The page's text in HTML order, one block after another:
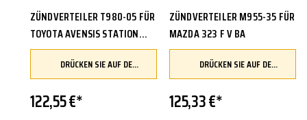
ZÜNDVERTEILER T980-05 FÜR
TOYOTA AVENSIS STATION
WAGON _T22_
DRÜCKEN SIE AUF DEN BUTTON, UM IHR FAHRZEUG ZU ÜBERPRÜFEN UND SICHERZUSTELLEN, DASS DIESES TEIL KOMPATIBEL IST, BEVOR SIE ES BESTELLEN
122,55 €*
ZÜNDVERTEILER M955-35 FÜR
MAZDA 323 F V BA
DRÜCKEN SIE AUF DEN BUTTON, UM IHR FAHRZEUG ZU ÜBERPRÜFEN UND SICHERZUSTELLEN, DASS DIESES TEIL KOMPATIBEL IST, BEVOR SIE ES BESTELLEN
125,33 €*